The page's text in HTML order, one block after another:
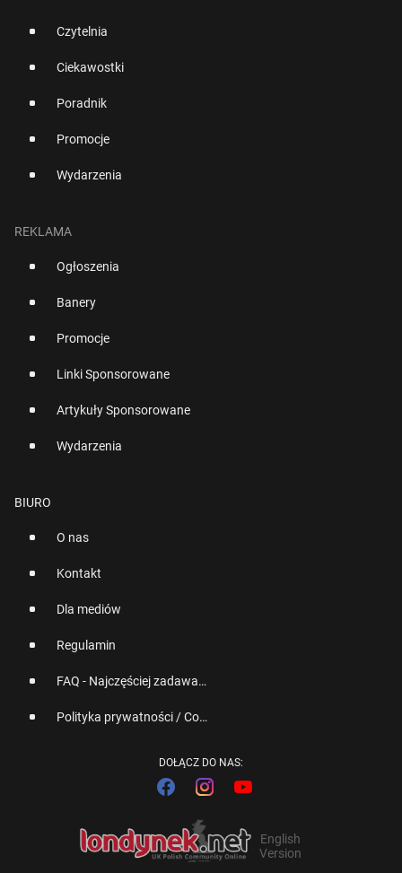
Czytelnia
Ciekawostki
Poradnik
Promocje
Wydarzenia
REKLAMA
Ogłoszenia
Banery
Promocje
Linki Sponsorowane
Artykuły Sponsorowane
Wydarzenia
BIURO
O nas
Kontakt
Dla mediów
Regulamin
FAQ - Najczęściej zadawane pytania
Polityka prywatności / Cookies
DOŁĄCZ DO NAS:
English
Version